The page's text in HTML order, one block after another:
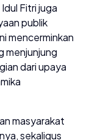
Fitri juga
publik
mencerminkan
menjunjung
dari upaya
masyarakat
sekaligus